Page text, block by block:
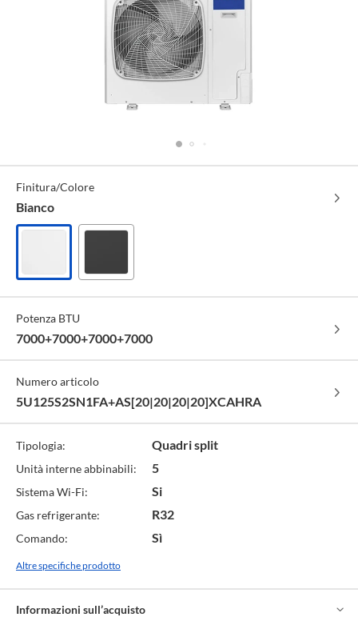
Specifiche
Tecniche
Finitura/Colore
Bianco
Bianco Nero
Potenza BTU
7000+7000+7000+7000
Numero articolo
5U125S2SN1FA+AS[20|20|20|20]XCAHRA
Tipologia: Quadri split
Unità interne abbinabili: 5
Sistema Wi-Fi: Si
Gas refrigerante: R32
Comando: Sì
Altre specifiche prodotto
Informazioni sull’acquisto